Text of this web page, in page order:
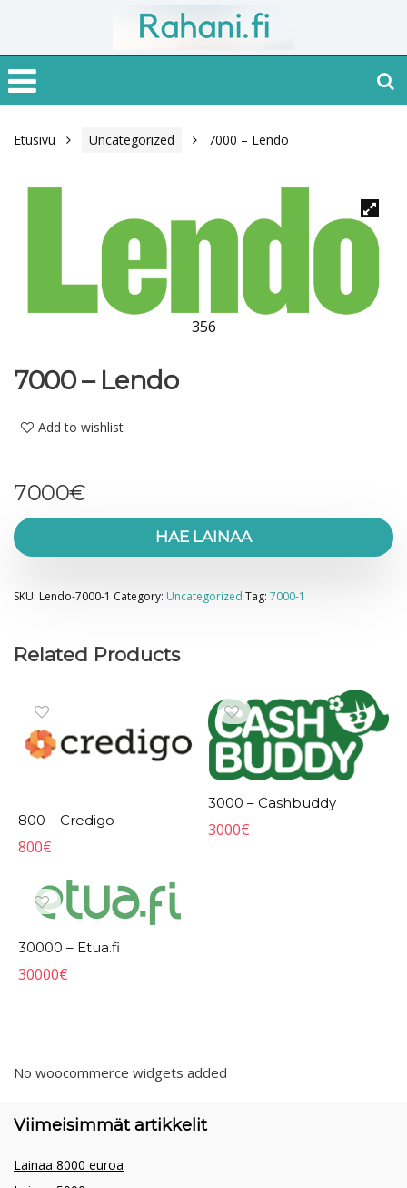
Etusivu Uncategorized 7000 – Lendo
356
7000 – Lendo
Add to wishlist
7000€
HAE LAINAA
SKU: Lendo-7000-1 Category: Uncategorized Tag: 7000-1
Related Products
800 – Credigo
800€
3000 – Cashbuddy
3000€
30000 – Etua.fi
30000€
No woocommerce widgets added
Viimeisimmät artikkelit
Lainaa 8000 euroa